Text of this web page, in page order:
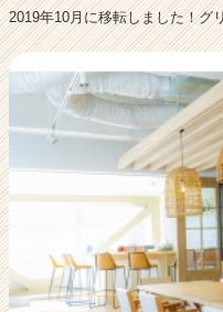
2019年10月に移転しました！グ